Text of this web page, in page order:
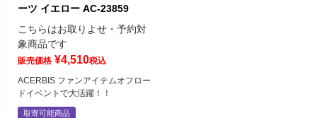
ーツ イエロー AC-23859
こちらはお取りよせ・予約対
象商品です
販売価格 ¥4,510税込
ACERBIS ファンアイテムオフロー
ドイベントで大活躍！！
取寄可能商品